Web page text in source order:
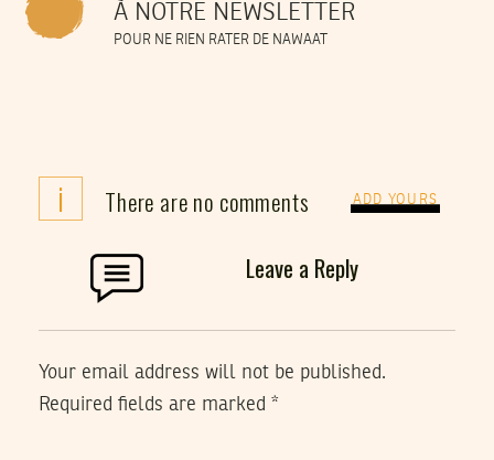
À NOTRE NEWSLETTER
POUR NE RIEN RATER DE NAWAAT
i There are no comments ADD YOURS
Leave a Reply
Your email address will not be published.
Required fields are marked *